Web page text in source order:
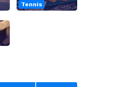
Tennis